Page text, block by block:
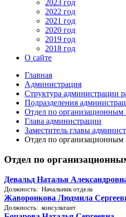
2023 год
2022 год
2021 год
2020 год
2019 год
2018 год
О сайте
Главная
Администрация
Структура администрации
Подразделения
Отдел по организационным
Глава администрации
Заместитель главы
Отдел по организационным
Отдел по
Девальд Наталья
Должность: Начальник отдела
Жаворонкова Людмила
Должность: консультант